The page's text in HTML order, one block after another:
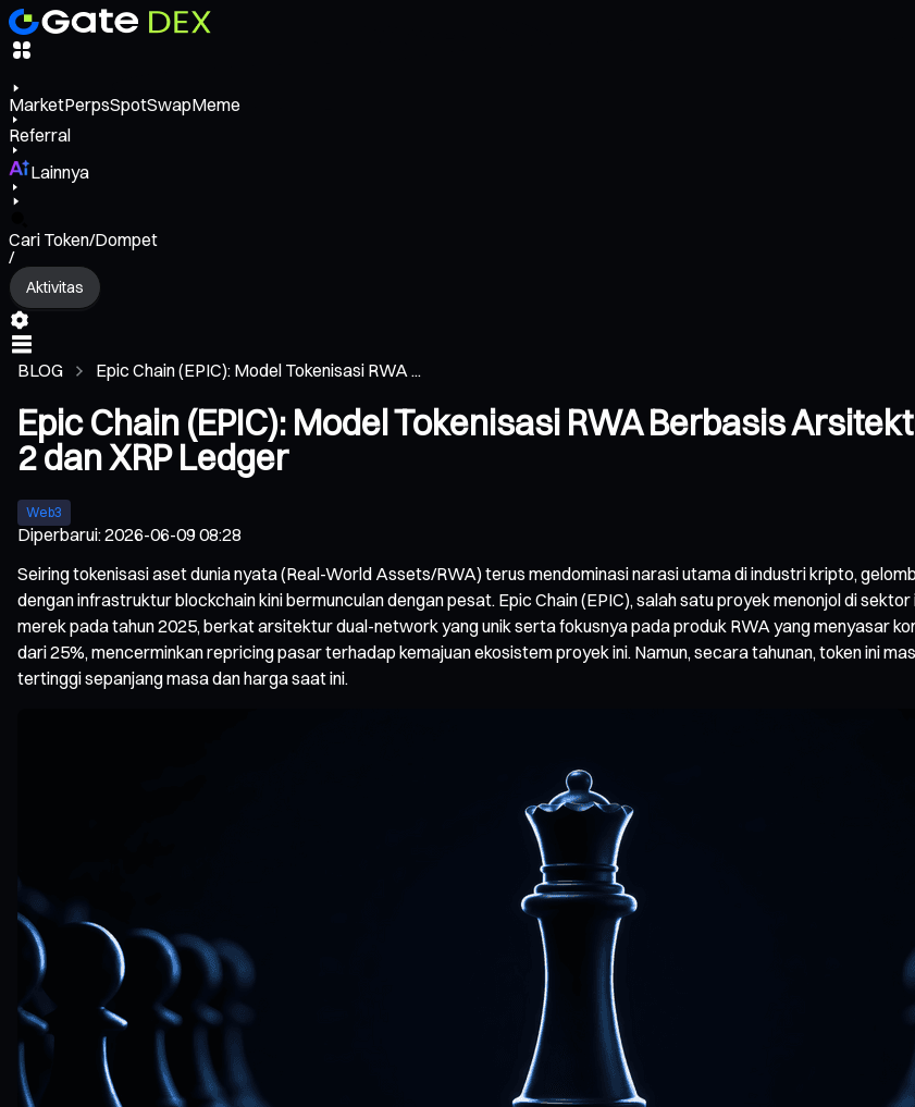
MarketPerpsSpotSwapMeme
Referral
Lainnya
Cari Token/Dompet
/
Aktivitas
BLOG Epic Chain (EPIC): Model Tokenisasi RWA ...
Epic Chain (EPIC): Model Tokenisasi RWA Berbasis
2 dan XRP Ledger
Web3
Diperbarui:2026-06-09 08:28
Seiring tokenisasi aset dunia nyata (Real-World Assets/RWA) terus mendominasi narasi utama di industri kripto,
dengan infrastruktur blockchain kini bermunculan dengan pesat. Epic Chain (EPIC), salah satu proyek menonjol di
merek pada tahun 2025, berkat arsitektur dual-network yang unik serta fokusnya pada produk RWA yang menyasar
dari 25%, mencerminkan repricing pasar terhadap kemajuan ekosistem proyek ini. Namun, secara tahunan, token ini
tertinggi sepanjang masa dan harga saat ini.